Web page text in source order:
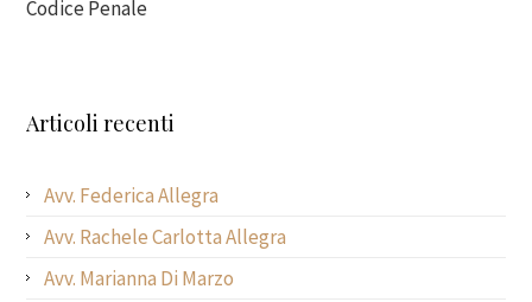
Codice Penale
Articoli recenti
Avv. Federica Allegra
Avv. Rachele Carlotta Allegra
Avv. Marianna Di Marzo